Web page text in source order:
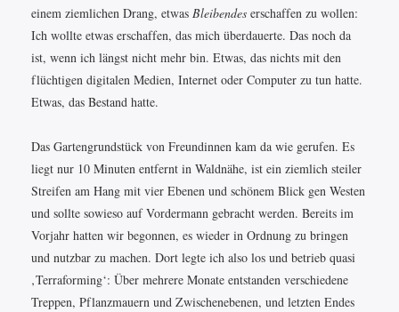
einem ziemlichen Drang, etwas Bleibendes erschaffen zu wollen:
Ich wollte etwas erschaffen, das mich überdauerte. Das noch da
ist, wenn ich längst nicht mehr bin. Etwas, das nichts mit den
flüchtigen digitalen Medien, Internet oder Computer zu tun hatte.
Etwas, das Bestand hatte.
Das Gartengrundstück von Freundinnen kam da wie gerufen. Es
liegt nur 10 Minuten entfernt in Waldnähe, ist ein ziemlich steiler
Streifen am Hang mit vier Ebenen und schönem Blick gen Westen
und sollte sowieso auf Vordermann gebracht werden. Bereits im
Vorjahr hatten wir begonnen, es wieder in Ordnung zu bringen
und nutzbar zu machen. Dort legte ich also los und betrieb quasi
‚Terraforming‘: Über mehrere Monate entstanden verschiedene
Treppen, Pflanzmauern und Zwischenebenen, und letzten Endes